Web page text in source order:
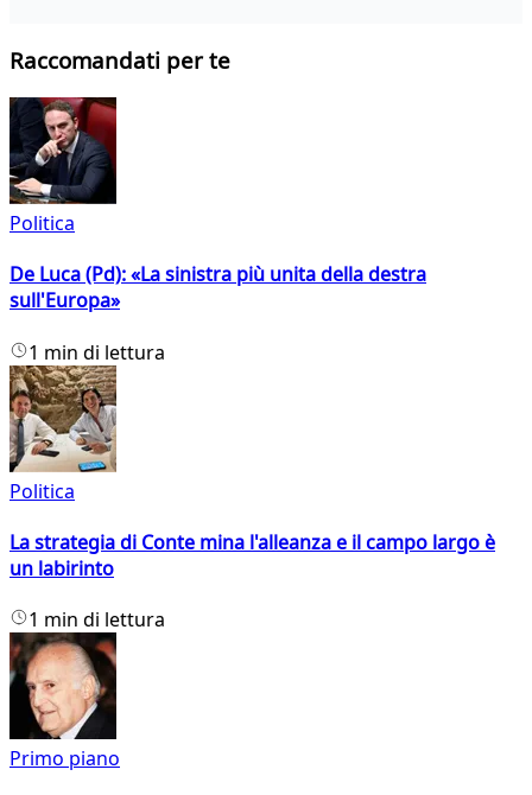
Raccomandati per te
Politica
De Luca (Pd): «La sinistra più unita della destra
sull'Europa»
1 min di lettura
Politica
La strategia di Conte mina l'alleanza e il campo largo è
un labirinto
1 min di lettura
Primo piano